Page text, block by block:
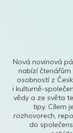
Nová novinová
nabízí
osobností z
i kulturně-
vědy a ze světa
tipy. Cílem
rozhovorech,
do